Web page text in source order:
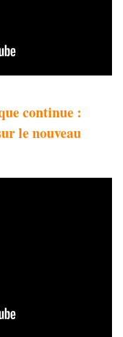
continue :
le nouveau